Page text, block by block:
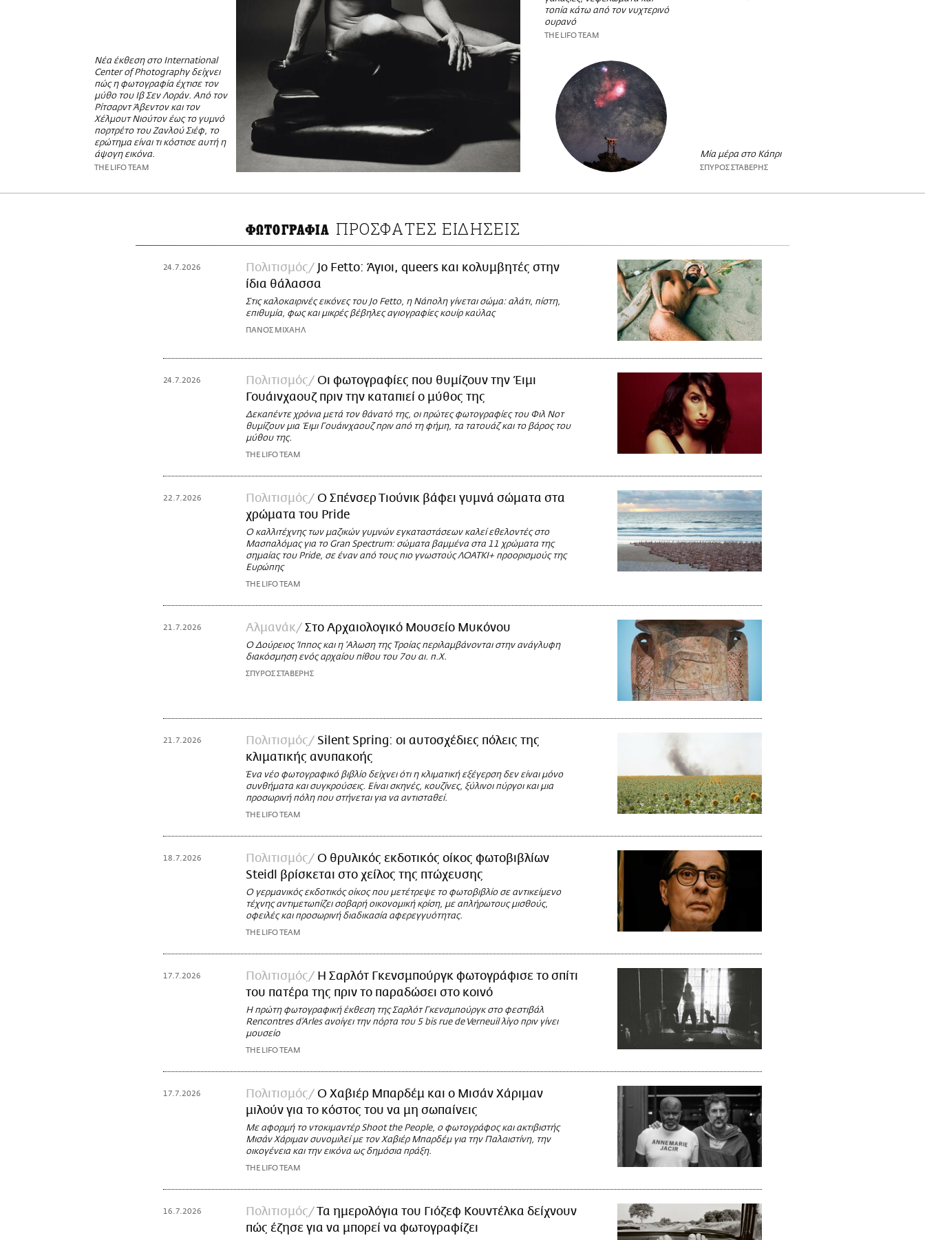
Νέα έκθεση στο International
Center of Photography δείχνει
πώς η φωτογραφία έχτισε τον
μύθο του Ιβ Σεν Λοράν. Από τον
Ρίτσαρντ Άβεντον και τον
Χέλμουτ Νιούτον έως το γυμνό
πορτρέτο του Ζανλού Σιέφ, το
ερώτημα είναι τι κόστισε αυτή η
άψογη εικόνα.
THE LIFO TEAM
τοπία κάτω από τον νυχτερινό
ουρανό
THE LIFO TEAM
Μία μέρα στο Κάπρι
ΣΠΥΡΟΣ ΣΤΑΒΕΡΗΣ
ΦΩΤΟΓΡΑΦΙΑ ΠΡΟΣΦΑΤΕΣ ΕΙΔΗΣΕΙΣ
24.7.2026 Πολιτισμός
Jo Fetto: Άγιοι, queers και κολυμβητές στην
ίδια θάλασσα
Στις καλοκαιρινές εικόνες του Jo Fetto, η Νάπολη γίνεται σώμα: αλάτι, πίστη,
επιθυμία, φως και μικρές βέβηλες αγιογραφίες κουίρ καύλας
ΠΑΝΟΣ ΜΙΧΑΗΛ
24.7.2026 Πολιτισμός
Οι φωτογραφίες που θυμίζουν την Έιμι
Γουάινχαουζ πριν την καταπιεί ο μύθος της
Δεκαπέντε χρόνια μετά τον θάνατό της, οι πρώτες φωτογραφίες του Φιλ Νοτ
θυμίζουν μια Έιμι Γουάινχαουζ πριν από τη φήμη, τα τατουάζ και το βάρος του
μύθου της.
THE LIFO TEAM
22.7.2026 Πολιτισμός
Ο Σπένσερ Τιούνικ βάφει γυμνά σώματα στα
χρώματα του Pride
Ο καλλιτέχνης των μαζικών γυμνών εγκαταστάσεων καλεί εθελοντές στο
Μασπαλόμας για το Gran Spectrum: σώματα βαμμένα στα 11 χρώματα της
σημαίας του Pride, σε έναν από τους πιο γνωστούς ΛΟΑΤΚΙ+ προορισμούς της
Ευρώπης
THE LIFO TEAM
21.7.2026 Αλμανάκ Στο Αρχαιολογικό Μουσείο Μυκόνου
Ο Δούρειος 'Ιππος και η 'Αλωση της Τροίας περιλαμβάνονται στην ανάγλυφη
διακόσμηση ενός αρχαίου πίθου του 7ου αι. π.Χ.
ΣΠΥΡΟΣ ΣΤΑΒΕΡΗΣ
21.7.2026 Πολιτισμός
Silent Spring: οι αυτοσχέδιες πόλεις της
κλιματικής ανυπακοής
Ένα νέο φωτογραφικό βιβλίο δείχνει ότι η κλιματική εξέγερση δεν είναι μόνο
συνθήματα και συγκρούσεις. Είναι σκηνές, κουζίνες, ξύλινοι πύργοι και μια
προσωρινή πόλη που στήνεται για να αντισταθεί.
THE LIFO TEAM
18.7.2026 Πολιτισμός
Ο θρυλικός εκδοτικός οίκος φωτοβιβλίων
Steidl βρίσκεται στο χείλος της πτώχευσης
Ο γερμανικός εκδοτικός οίκος που μετέτρεψε το φωτοβιβλίο σε αντικείμενο
τέχνης αντιμετωπίζει σοβαρή οικονομική κρίση, με απλήρωτους μισθούς,
οφειλές και προσωρινή διαδικασία αφερεγγυότητας.
THE LIFO TEAM
17.7.2026 Πολιτισμός
Η Σαρλότ Γκενσμπούργκ φωτογράφισε το σπίτι
του πατέρα της πριν το παραδώσει στο κοινό
Η πρώτη φωτογραφική έκθεση της Σαρλότ Γκενσμπούργκ στο φεστιβάλ
Rencontres d’Arles ανοίγει την πόρτα του 5 bis rue de Verneuil λίγο πριν γίνει
μουσείο
THE LIFO TEAM
17.7.2026 Πολιτισμός
Ο Χαβιέρ Μπαρδέμ και ο Μισάν Χάριμαν
μιλούν για το κόστος του να μη σωπαίνεις
Με αφορμή το ντοκιμαντέρ Shoot the People, ο φωτογράφος και ακτιβιστής
Μισάν Χάριμαν συνομιλεί με τον Χαβιέρ Μπαρδέμ για την Παλαιστίνη, την
οικογένεια και την εικόνα ως δημόσια πράξη.
THE LIFO TEAM
16.7.2026 Πολιτισμός
Τα ημερολόγια του Γιόζεφ Κουντέλκα δείχνουν
πώς έζησε για να μπορεί να φωτογραφίζει